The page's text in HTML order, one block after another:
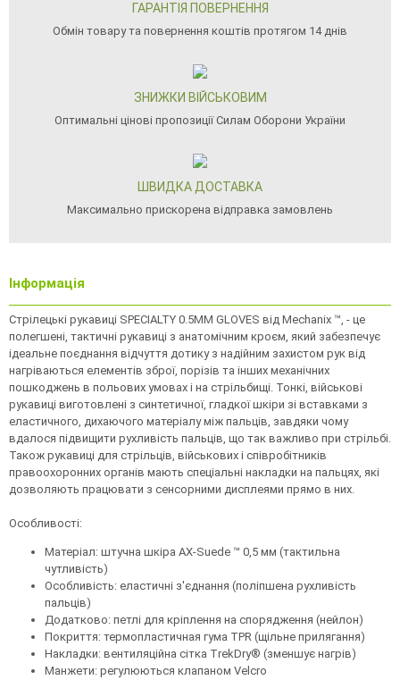
ГАРАНТІЯ ПОВЕРНЕННЯ
Обмін товару та повернення коштів протягом 14 днів
ЗНИЖКИ ВІЙСЬКОВИМ
Оптимальні цінові пропозиції Силам Оборони України
ШВИДКА ДОСТАВКА
Максимально прискорена відправка замовлень
Інформація
Стрілецькі рукавиці SPECIALTY 0.5MM GLOVES від Mechanix ™, - це
полегшені, тактичні рукавиці з анатомічним кроєм, який забезпечує
ідеальне поєднання відчуття дотику з надійним захистом рук від
нагріваються елементів зброї, порізів та інших механічних
пошкоджень в польових умовах і на стрільбищі. Тонкі, військові
рукавиці виготовлені з синтетичної, гладкої шкіри зі вставками з
еластичного, дихаючого матеріалу між пальців, завдяки чому
вдалося підвищити рухливість пальців, що так важливо при стрільбі.
Також рукавиці для стрільців, військових і співробітників
правоохоронних органів мають спеціальні накладки на пальцях, які
дозволяють працювати з сенсорними дисплеями прямо в них.
Особливості:
Матеріал: штучна шкіра AX-Suede ™ 0,5 мм (тактильна
чутливість)
Особливість: еластичні з'єднання (поліпшена рухливість
пальців)
Додатково: петлі для кріплення на спорядження (нейлон)
Покриття: термопластичная гума TPR (щільне прилягання)
Накладки: вентиляційна сітка TrekDry® (зменшує нагрів)
Манжети: регулюються клапаном Velcro